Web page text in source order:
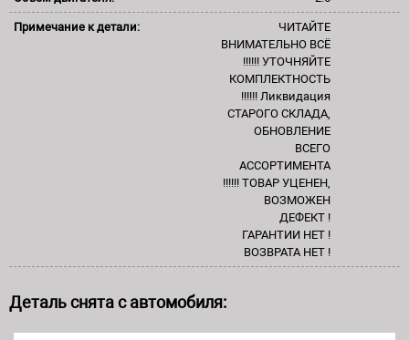
Примечание к детали:
ЧИТАЙТЕ
ВНИМАТЕЛЬНО ВСЁ
!!!!!! УТОЧНЯЙТЕ
КОМПЛЕКТНОСТЬ
!!!!!! Ликвидация
СТАРОГО СКЛАДА,
ОБНОВЛЕНИЕ
ВСЕГО
АССОРТИМЕНТА
!!!!!! ТОВАР УЦЕНЕН,
ВОЗМОЖЕН
ДЕФЕКТ !
ГАРАНТИИ НЕТ !
ВОЗВРАТА НЕТ !
Деталь снята с автомобиля: